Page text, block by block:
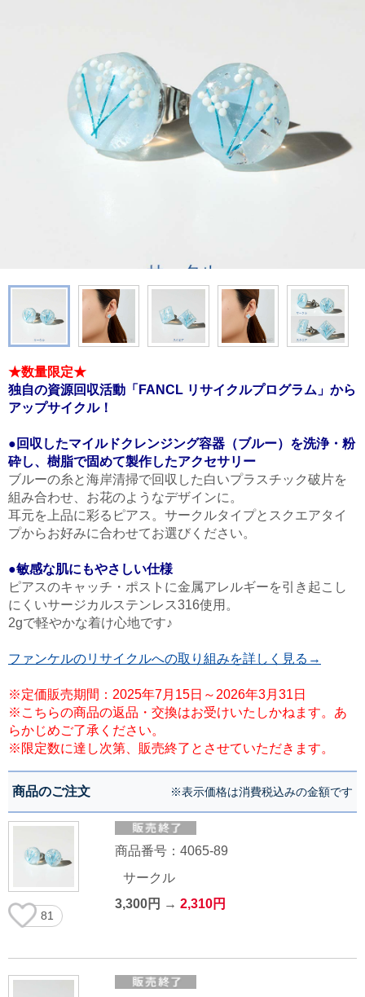
★数量限定★
独自の資源回収活動「FANCL リサイクルプログラム」から
アップサイクル！
●回収したマイルドクレンジング容器（ブルー）を洗浄・粉
砕し、樹脂で固めて製作したアクセサリー
ブルーの糸と海岸清掃で回収した白いプラスチック破片を
組み合わせ、お花のようなデザインに。
耳元を上品に彩るピアス。サークルタイプとスクエアタイ
プからお好みに合わせてお選びください。
●敏感な肌にもやさしい仕様
ピアスのキャッチ・ポストに金属アレルギーを引き起こし
にくいサージカルステンレス316使用。
2gで軽やかな着け心地です♪
ファンケルのリサイクルへの取り組みを詳しく見る→
※定価販売期間：2025年7月15日～2026年3月31日
※こちらの商品の返品・交換はお受けいたしかねます。あ
らかじめご了承ください。
※限定数に達し次第、販売終了とさせていただきます。
商品のご注文 ※表示価格は消費税込みの金額です
81
商品番号：4065-89
サークル
3,300円 → 2,310円